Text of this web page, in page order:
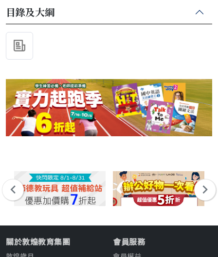
目錄及大綱
關於敦煌教育集團 會員服務